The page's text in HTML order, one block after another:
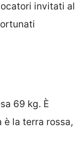
invitati al
69 kg. È
la terra rossa,